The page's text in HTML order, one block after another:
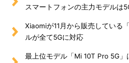
スマートフォンの主力モデルは
Xiaomiが11月から販売している
ルが全て5Gに対応
最上位モデル「Mi 10T Pro 5G